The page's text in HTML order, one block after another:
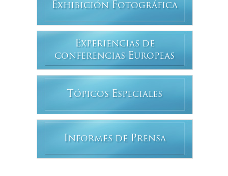
EXHIBICIÓN FOTOGRÁFICA
EXPERIENCIAS DE
CONFERENCIAS EUROPEAS
T ÓPICOS ESPECIALES
INFORMES DE PRENSA